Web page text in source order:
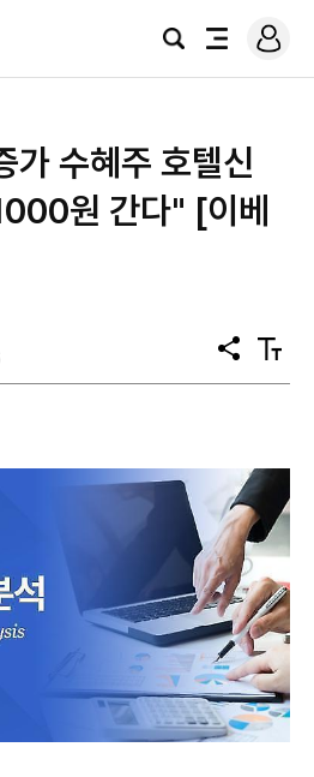
검
전
로
그
가 수혜주 호텔신
원 간다" [이베
공
유
텍
스